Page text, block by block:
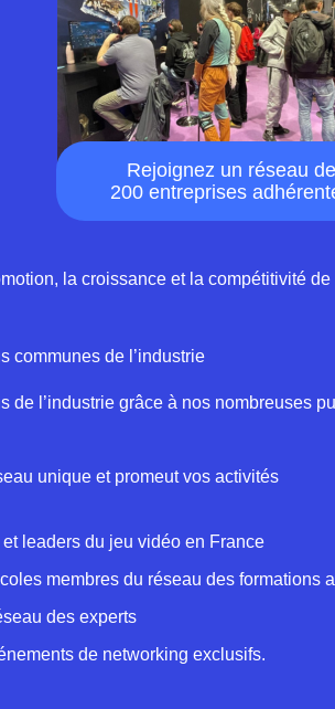
Rejoignez un réseau de
200 entreprises
la croissance et la compétitivité
communes de l’industrie
de l’industrie grâce à nos nombreuses
unique et promeut vos activités
leaders du jeu vidéo en France
membres du réseau des formations
des experts
de networking exclusifs.